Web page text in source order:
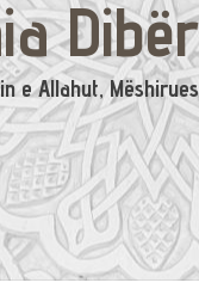
e Allahut,